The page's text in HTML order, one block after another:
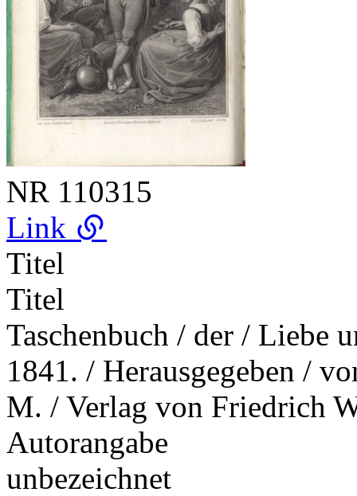
NR 110315
Link
Titel
Titel
Taschenbuch / der / Liebe
1841. / Herausgegeben /
M. / Verlag von Friedrich
Autorangabe
unbezeichnet